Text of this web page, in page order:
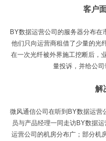
客户
BY数据运营公司的服务器分布在
他们只向运营商租借了少量的光
在一次光纤被外界施工挖断后，
量投诉，并给公司
解
微风通信公司在听到BY数据运营
员与产品经理一同走访BY数据
运营公司的机房分布广；部分机